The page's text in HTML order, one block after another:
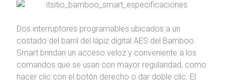
Dos interruptores programables ubicados a un
costado del barril del lápiz digital AES del Bamboo
Smart brindan un acceso veloz y conveniente a los
comandos que se usan con mayor regularidad, como
hacer clic con el botón derecho o dar doble clic. El